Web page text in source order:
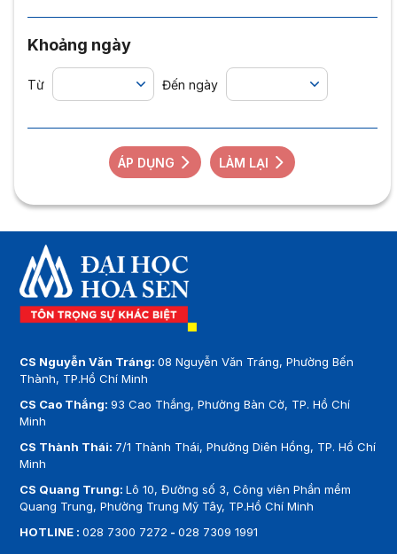
Khoảng ngày
Từ Đến ngày
ÁP DỤNG LÀM LẠI
CS Nguyễn Văn Tráng:08 Nguyễn Văn Tráng, Phường Bến
Thành, TP.Hồ Chí Minh
CS Cao Thắng:93 Cao Thắng, Phường Bàn Cờ, TP. Hồ Chí
Minh
CS Thành Thái: 7/1 Thành Thái, Phường Diên Hồng, TP. Hồ Chí
Minh
CS Quang Trung:Lô 10, Đường số 3, Công viên Phần mềm
Quang Trung, Phường Trung Mỹ Tây, TP.Hồ Chí Minh
HOTLINE :028 7300 7272 -028 7309 1991